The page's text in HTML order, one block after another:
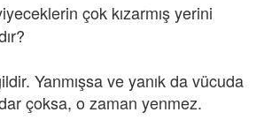
çok kızarmış yerini
Yanmışsa ve yanık da vücuda
çoksa, o zaman yenmez.